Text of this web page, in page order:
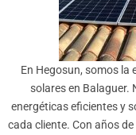
En Hegosun, somos la
solares en Balaguer.
energéticas eficientes y
cada cliente. Con años